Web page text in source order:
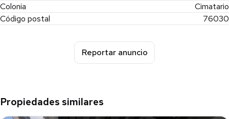
Colonia
Cimatario
Código postal
76030
Reportar anuncio
Propiedades similares